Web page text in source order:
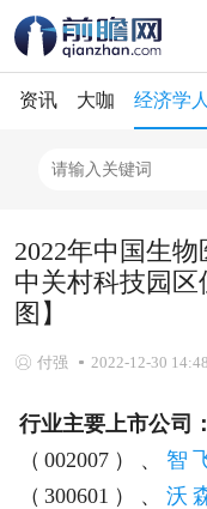
资讯 大咖 经济学人
2022年中国生
中关村科技园区
图】
付强 2022-12-30 14:48
行业主要上市公司：
（002007）、 智
（300601）、 沃